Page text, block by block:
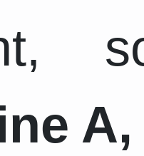
A,